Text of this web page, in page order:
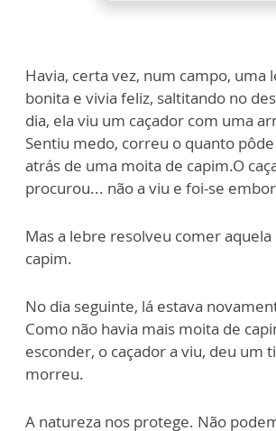
Havia, certa vez, num campo, uma
bonita e vivia feliz, saltitando no
dia, ela viu um caçador com uma
Sentiu medo, correu o quanto
atrás de uma moita de capim.O
procurou... não a viu e foi-se
Mas a lebre resolveu comer
capim.
No dia seguinte, lá estava
Como não havia mais moita de
esconder, o caçador a viu, deu um
morreu.
A natureza nos protege. Não